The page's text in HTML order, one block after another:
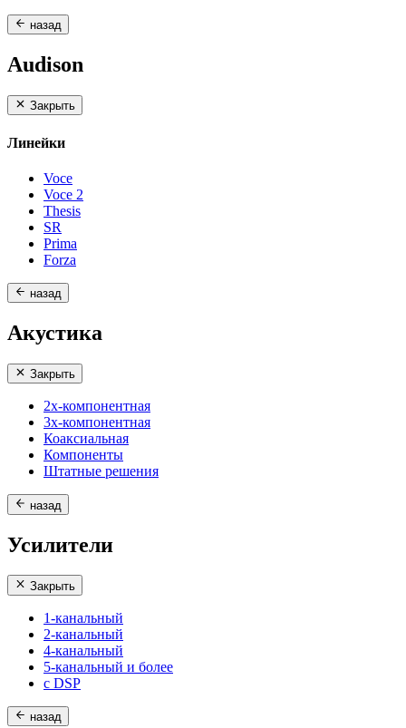
назад
Audison
Закрыть
Линейки
Voce
Voce 2
Thesis
SR
Prima
Forza
назад
Акустика
Закрыть
2х-компонентная
3х-компонентная
Коаксиальная
Компоненты
Штатные решения
назад
Усилители
Закрыть
1-канальный
2-канальный
4-канальный
5-канальный и более
с DSP
назад